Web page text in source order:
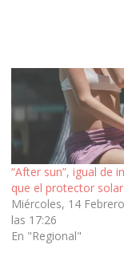
“After sun”, igual de
que el protector solar
Miércoles, 14
las 17:26
En "Regional"